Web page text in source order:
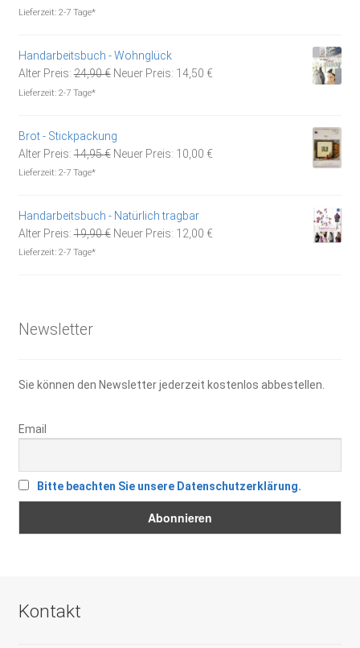
Lieferzeit: 2-7 Tage*
Handarbeitsbuch - Wohnglück
Alter Preis: 24,90€ Ursprünglicher
Neuer Preis: 14,50 €Aktueller
Lieferzeit: 2-7 Tage*
Brot - Stickpackung
Alter Preis: 14,95€ Ursprünglicher
Neuer Preis: 10,00 €Aktueller
Lieferzeit: 2-7 Tage*
Handarbeitsbuch - Natürlich tragbar
Alter Preis: 19,90€ Ursprünglicher
Neuer Preis: 12,00 €Aktueller
Lieferzeit: 2-7 Tage*
Newsletter
Sie können den Newsletter jederzeit kostenlos abbestellen.
Email
Bitte beachten Sie unsere Datenschutzerklärung.
Kontakt